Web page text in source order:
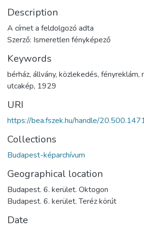
Description
A címet a feldolgozó adta
Szerző: Ismeretlen fényképező
Keywords
bérház, állvány, közlekedés, fényreklám,
utcakép, 1929
URI
https://bea.fszek.hu/handle/
Collections
Budapest-képarchívum
Geographical location
Budapest. 6. kerület. Oktogon
Budapest. 6. kerület. Teréz körút
Date